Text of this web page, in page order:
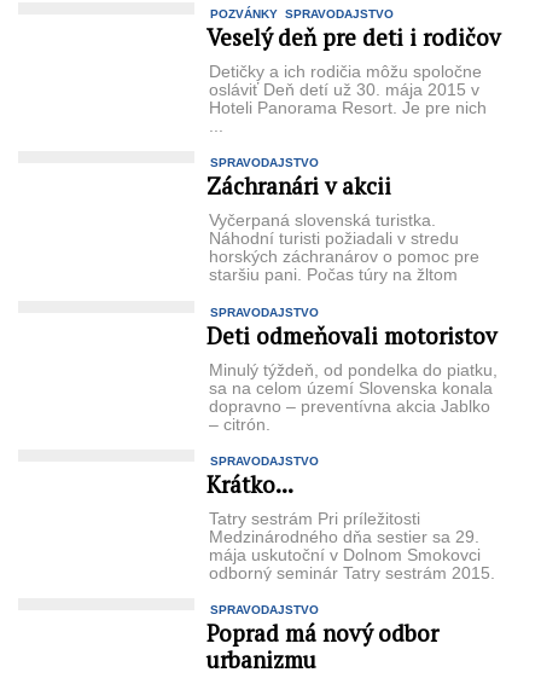
POZVÁNKY SPRAVODAJSTVO
Veselý deň pre deti i rodičov
Detičky a ich rodičia môžu spoločne
osláviť Deň detí už 30. mája 2015 v
Hoteli Pa­norama Resort. Je pre nich
...
SPRAVODAJSTVO
Záchranári v akcii
Vyčerpaná slovenská turistka.
Náhodní turisti po­žiadali v stredu
horských zá­chranárov o pomoc pre
star­šiu pani. Počas túry na žltom
SPRAVODAJSTVO
Deti odmeňovali motoristov
Minulý týždeň, od pondel­ka do piatku,
sa na celom úze­mí Slovenska konala
doprav­no – preventívna akcia Jablko
– citrón.
SPRAVODAJSTVO
Krátko...
Tatry sestrám Pri príležitosti
Medzinárod­ného dňa sestier sa 29.
mája uskutoční v Dolnom Smo­kovci
odborný seminár Tatry sestrám 2015.
SPRAVODAJSTVO
Poprad má nový odbor
urbanizmu